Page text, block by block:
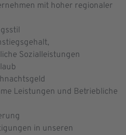
mit hoher regionaler
Sozialleistungen
Leistungen und Betriebliche
in unseren